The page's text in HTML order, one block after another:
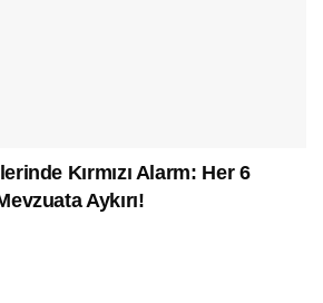
Kırmızı Alarm: Her 6
Aykırı!